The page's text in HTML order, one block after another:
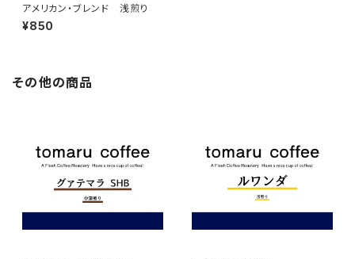
アメリカン・ブレンド 浅煎り
¥850
その他の商品